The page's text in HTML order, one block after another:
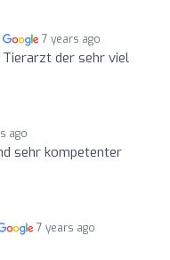
7 years ago
der sehr viel
ago
sehr kompetenter
7 years ago